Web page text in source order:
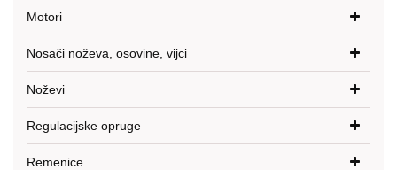
Motori
Nosači noževa, osovine, vijci
Noževi
Regulacijske opruge
Remenice